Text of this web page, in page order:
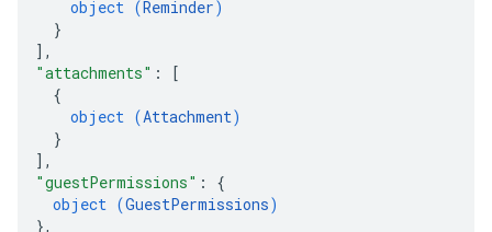
object (Reminder)
}
] ,
"attachments" :
[
{
object (Attachment)
}
] ,
"guestPermissions" : {
object (GuestPermissions)
},